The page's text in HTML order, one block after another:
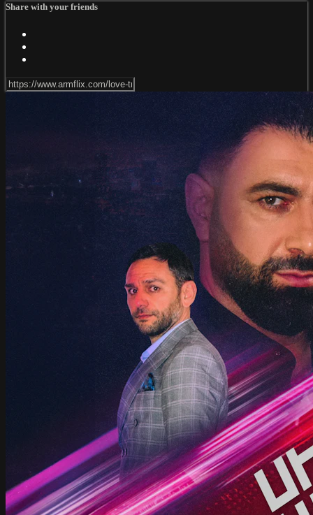
Share with your friends